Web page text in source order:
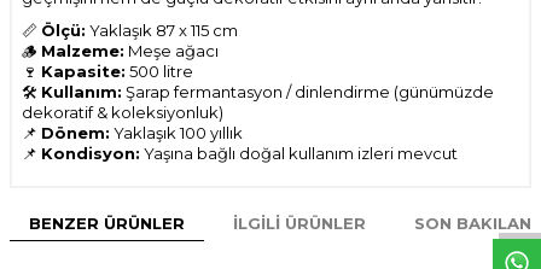
W
h
t
s
p
p
D
e
s
e
H
a
t
t
📏 Ölçü: Yaklaşık 87 x 115 cm
🪵 Malzeme: Meşe ağacı
🍷 Kapasite: 500 litre
🛠 Kullanım: Şarap fermantasyon / dinlendirme (günümüzde
dekoratif & koleksiyonluk)
📌 Dönem: Yaklaşık 100 yıllık
📌 Kondisyon: Yaşına bağlı doğal kullanım izleri mevcut
BENZER ÜRÜNLER İLGILI ÜRÜNLER SON